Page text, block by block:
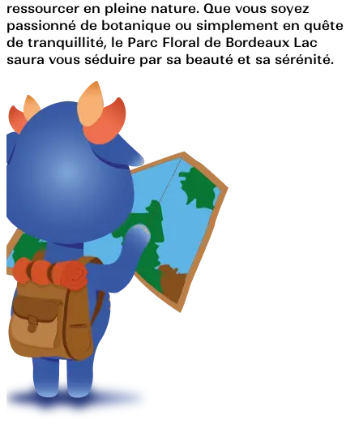
ressourcer en pleine nature. Que vous soyez
passionné de botanique ou simplement en quête
de tranquillité, le Parc Floral de Bordeaux Lac
saura vous séduire par sa beauté et sa sérénité.